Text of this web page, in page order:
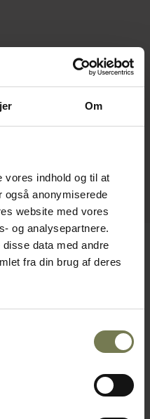
Om
vores indhold og til at
også anonymiserede
website med vores
og analysepartnere.
data med andre
fra din brug af deres